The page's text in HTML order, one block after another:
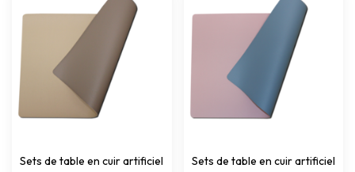
Sets de table en cuir artificiel
Sets de table en cuir artificiel